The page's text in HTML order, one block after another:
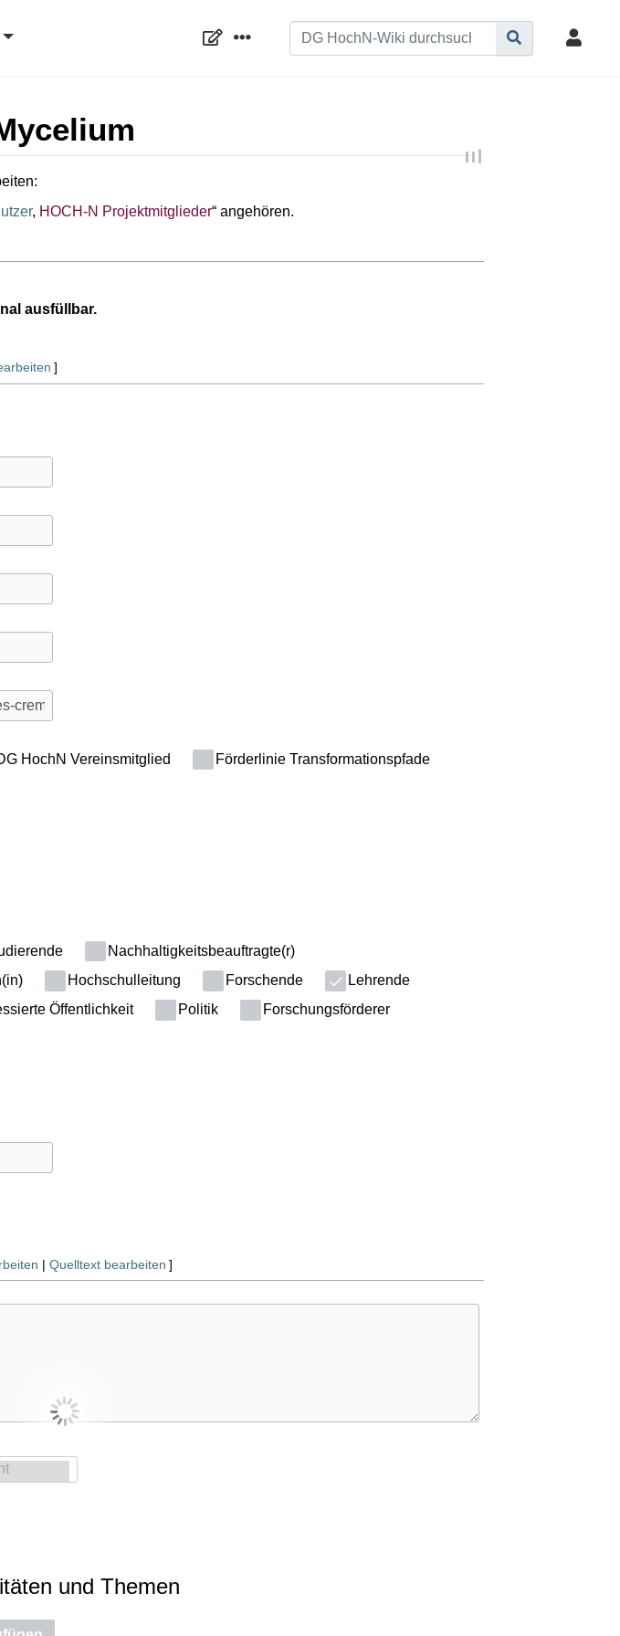
, HOCH-N Projektmitglieder“ angehören.
ausfüllbar.
]
HochN Vereinsmitglied
Förderlinie Transformationspfade
Nachhaltigkeitsbeauftragte(r)
Hochschulleitung Forschende
Lehrende
Öffentlichkeit Politik
Forschungsförderer
| Quelltext bearbeiten ]
und Themen